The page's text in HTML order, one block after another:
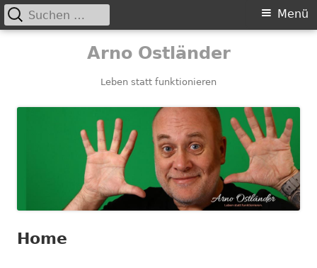
Arno Ostländer
Leben statt funktionieren
Primäres
Menü
Suchen
nach:
Home